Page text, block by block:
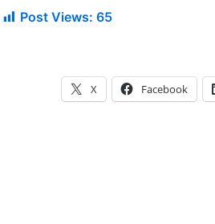
Post Views: 65
X Facebook